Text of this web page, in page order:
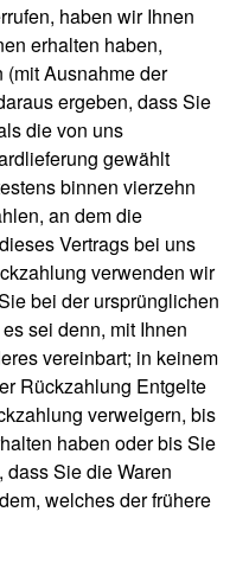
haben wir Ihnen
erhalten haben,
Ausnahme der
ergeben, dass Sie
die von uns
gewählt
binnen vierzehn
an dem die
Vertrags bei uns
verwenden wir
bei der ursprünglichen
sei denn, mit Ihnen
vereinbart; in keinem
Rückzahlung Entgelte
verweigern, bis
haben oder bis Sie
Sie die Waren
welches der frühere